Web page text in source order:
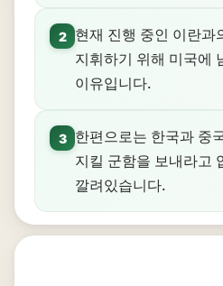
2
현재 진행 중인 이란과
지휘하기 위해 미국에
이유입니다.
3
한편으로는 한국과 중
지킬 군함을 보내라고
깔려있습니다.